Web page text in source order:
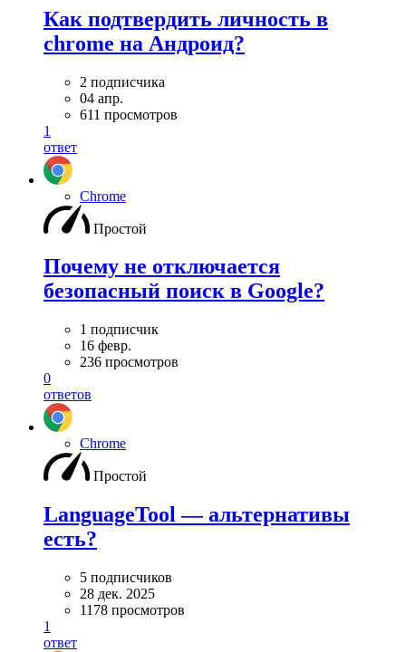
Как подтвердить личность в
chrome на Андроид?
2 подписчика
04 апр.
611 просмотров
1
ответ
Chrome
Простой
Почему не отключается
безопасный поиск в Google?
1 подписчик
16 февр.
236 просмотров
0
ответов
Chrome
Простой
LanguageTool — альтернативы
есть?
5 подписчиков
28 дек. 2025
1178 просмотров
1
ответ